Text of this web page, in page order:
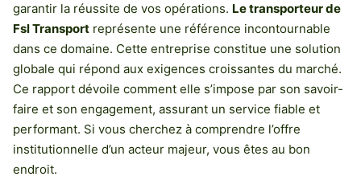
garantir la réussite de vos opérations. Le transporteur de
Fsl Transport représente une référence incontournable
dans ce domaine. Cette entreprise constitue une solution
globale qui répond aux exigences croissantes du marché.
Ce rapport dévoile comment elle s’impose par son savoir-
faire et son engagement, assurant un service fiable et
performant. Si vous cherchez à comprendre l’offre
institutionnelle d’un acteur majeur, vous êtes au bon
endroit.